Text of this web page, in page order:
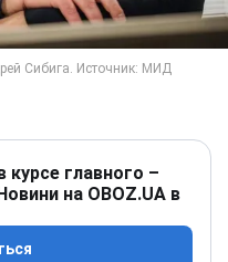
главного –
на OBOZ.UA в